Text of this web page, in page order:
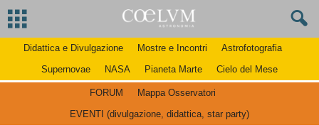
Didattica e Divulgazione Mostre e Incontri
Astrofotografia
Supernovae
NASA Pianeta Marte Cielo del Mese
FORUM
Mappa Osservatori
EVENTI (divulgazione, didattica, star party)